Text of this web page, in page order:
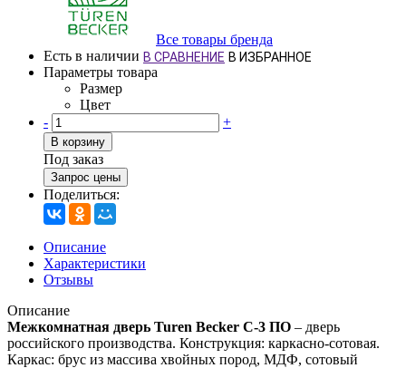
Все товары бренда
Есть в наличии В СРАВНЕНИЕ В ИЗБРАННОЕ
Параметры товара
Размер
Цвет
-
+
В корзину
Под заказ
Запрос цены
Поделиться:
Описание
Характеристики
Отзывы
Описание
Межкомнатная дверь Turen Becker С-3 ПО – дверь
российского производства. Конструкция: каркасно-сотовая.
Каркас: брус из массива хвойных пород, МДФ, сотовый